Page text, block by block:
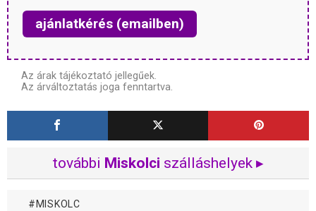
ajánlatkérés (emailben)
Az árak tájékoztató jellegűek.
Az árváltoztatás joga fenntartva.
további Miskolci szálláshelyek ▸
MISKOLC